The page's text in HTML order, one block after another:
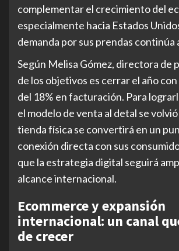
complementar el crecimiento del
especialmente hacia Estados
demanda por sus prendas continúa
Según Melisa Gómez, directora de
de los objetivos es cerrar el año
del 18% en facturación. Para
el modelo de venta al detal se
tienda física se convertirá en un
conexión directa con sus
que la estrategia digital seguirá
alcance internacional.
Ecommerce y expansión
internacional: un canal
de crecer